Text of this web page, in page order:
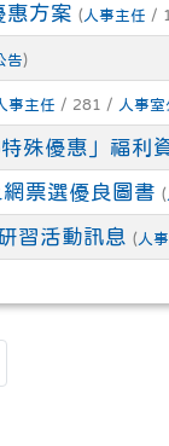
惠方案 ( 人事主任 /
告)
事主任 / 281 / 人事
殊優惠」福利
票選優良圖書 (
習活動訊息 ( 人